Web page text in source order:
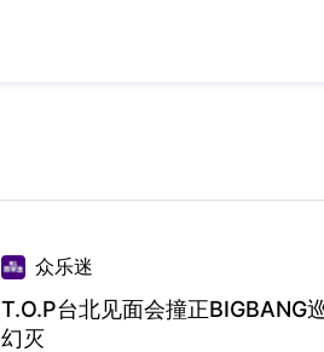
众乐迷
T.O.P台北见面会撞正
幻灭